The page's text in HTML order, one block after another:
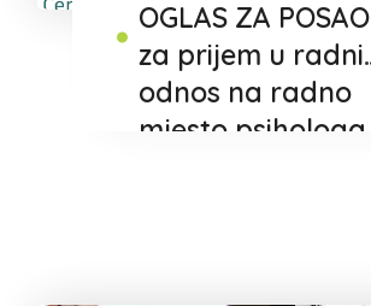
OGLAS ZA POSAO
za prijem u radni
odnos na radno
mjesto psihologa